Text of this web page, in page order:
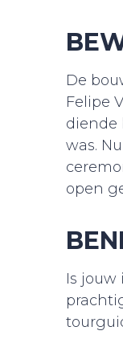
De
Felipe
diende
was.
open
Is